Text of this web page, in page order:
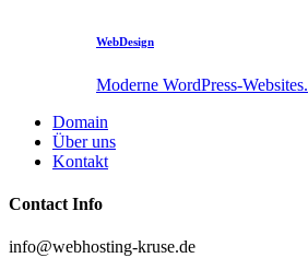
WebDesign
Moderne WordPress-Websites.
Domain
Über uns
Kontakt
Contact Info
info@webhosting-kruse.de